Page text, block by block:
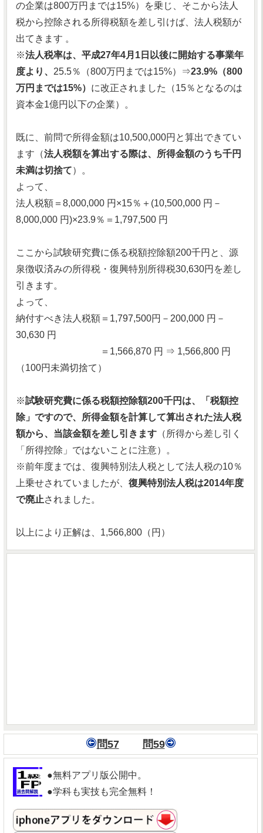
の企業は800万円までは15%）を乗じ、そこから法人
税から控除される所得税額を差し引けば、法人税額が
出てきます 。
※法人税率は、平成27年4月1日以後に開始する事業年
度より、 25.5％（800万円までは15%）⇒23.9%（800
万円までは15%） に改正されました（15％となるのは
資本金1億円以下の企業）。
既に、前問で所得金額は10,500,000円と算出できてい
ます（法人税額を算出する際は、所得金額のうち千円
未満は切捨て）。
よって、
法人税額＝8,000,000 円×15％＋(10,500,000 円－
8,000,000 円)×23.9％＝1,797,500 円
ここから試験研究費に係る税額控除額200千円と、源
泉徴収済みの所得税・復興特別所得税30,630円を差し
引きます。
よって、
納付すべき法人税額＝1,797,500円－200,000 円－
30,630 円
＝1,566,870 円 ⇒ 1,566,800 円
（100円未満切捨て）
※試験研究費に係る税額控除額200千円は、「税額控
除」ですので、所得金額を計算して算出された法人税
額から、当該金額を差し引きます （所得から差し引く
「所得控除」ではないことに注意）。
※前年度までは、復興特別法人税として法人税の10％
上乗せされていましたが、 復興特別法人税は2014年度
で廃止されました。
以上により正解は、1,566,800（円）
問57 問59
●無料アプリ版公開中。
●学科も実技も完全無料！